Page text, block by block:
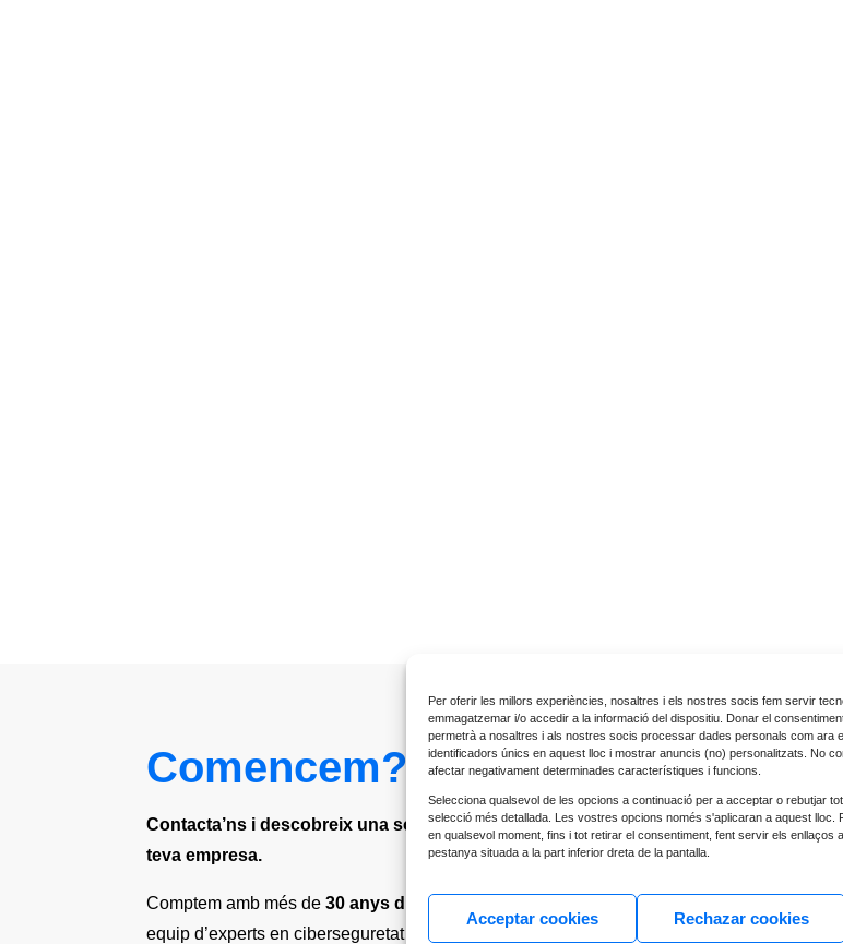
Per oferir les millors experiències, nosaltres i els nostres socis fem servir
emmagatzemar i/o accedir a la informació del dispositiu. Donar el
permetrà a nosaltres i als nostres socis processar dades personals com ara
identificadors únics en aquest lloc i mostrar anuncis (no) personalitzats. No
afectar negativament determinades característiques i funcions.
Selecciona qualsevol de les opcions a continuació per a acceptar o rebutjar
selecció més detallada. Les vostres opcions només s'aplicaran a aquest lloc.
en qualsevol moment, fins i tot retirar el consentiment, fent servir els enllaços
pestanya situada a la part inferior dreta de la pantalla.
Acceptar cookies Rechazar cookies
Comencem?
Contacta’ns i descobreix una solució a mida de la
teva empresa.
Comptem amb més de30 anys d’experiència
equip d’experts en ciberseguretat i compliment